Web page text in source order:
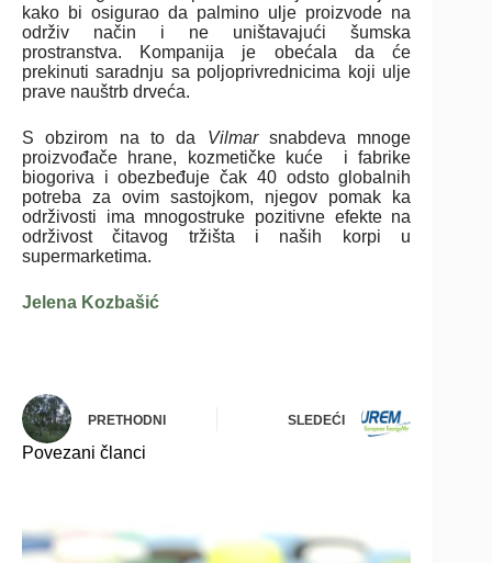
kako bi osigurao da palmino ulje proizvode na
održiv način i ne uništavajući šumska
prostranstva. Kompanija je obećala da će
prekinuti saradnju sa poljoprivrednicima koji ulje
prave nauštrb drveća.
S obzirom na to da Vilmarsnabdeva mnoge
proizvođače hrane, kozmetičke kuće i fabrike
biogoriva i obezbeđuje čak 40 odsto globalnih
potreba za ovim sastojkom, njegov pomak ka
održivosti ima mnogostruke pozitivne efekte na
održivost čitavog tržišta i naših korpi u
supermarketima.
Jelena Kozbašić
PRETHODNI SLEDEĆI
Povezani članci